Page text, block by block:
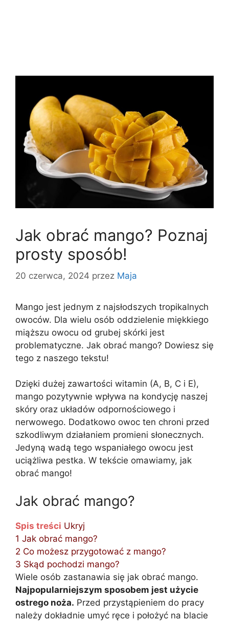
Jak obrać mango? Poznaj
prosty sposób!
20 czerwca, 2024 przez Maja
Mango jest jednym z najsłodszych tropikalnych
owoców. Dla wielu osób oddzielenie miękkiego
miąższu owocu od grubej skórki jest
problematyczne. Jak obrać mango? Dowiesz się
tego z naszego tekstu!
Dzięki dużej zawartości witamin (A, B, C i E),
mango pozytywnie wpływa na kondycję naszej
skóry oraz układów odpornościowego i
nerwowego. Dodatkowo owoc ten chroni przed
szkodliwym działaniem promieni słonecznych.
Jedyną wadą tego wspaniałego owocu jest
uciążliwa pestka. W tekście omawiamy, jak
obrać mango!
Jak obrać mango?
Spis treści Ukryj
1 Jak obrać mango?
2 Co możesz przygotować z mango?
3 Skąd pochodzi mango?
Wiele osób zastanawia się jak obrać mango.
Najpopularniejszym sposobem jest użycie
ostrego noża. Przed przystąpieniem do pracy
należy dokładnie umyć ręce i położyć na blacie